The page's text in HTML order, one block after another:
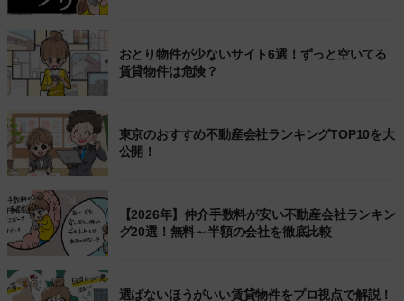
おとり物件が少ないサイト6選！ずっと空いてる
賃貸物件は危険？
東京のおすすめ不動産会社ランキングTOP10を大
公開！
【2026年】仲介手数料が安い不動産会社ランキン
グ20選！無料～半額の会社を徹底比較
選ばないほうがいい賃貸物件をプロ視点で解説！